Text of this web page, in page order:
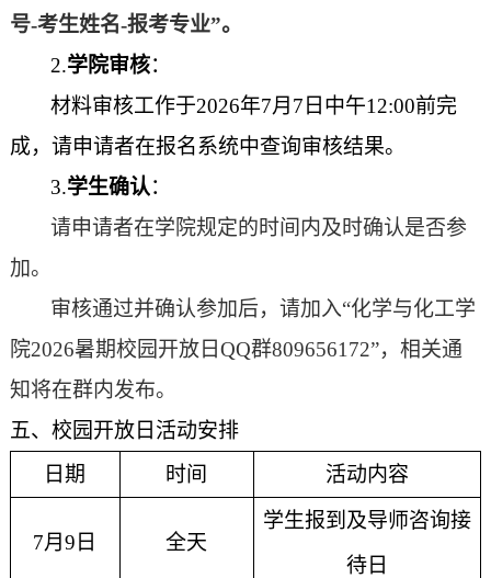
号-考生姓名-报考专业”。
2.学院审核：
材料审核工作于2026年7月 7 日中午12:00前完
成，请申请者在报名系统中查询审核结果。
3.学生确认：
请申请者在学院规定的时间内及时确认是否参
加。
审核通过并确认参加后，请加入“化学与化工学
院2026暑期校园开放日QQ群809656172”，相关通
知将在群内发布。
五、 校园开放日活动安排
日期
时间 活动内容
7月9 日 全天
学生报到及导师咨询接
待日